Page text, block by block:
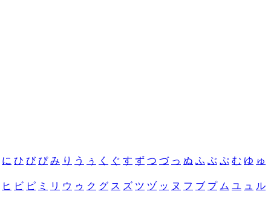
に ひ び ぴ み り う ぅ く ぐ す ず つ づ っ ぬ ふ ぶ ぷ む ゆ ゅ
ヒ ビ ピ ミ リ ウ ゥ ク グ ス ズ ツ ヅ ッ ヌ フ ブ プ ム ユ ュ ル